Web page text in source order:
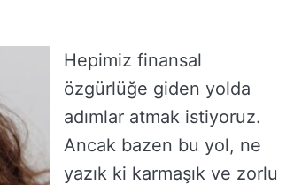
Hepimiz finansal
özgürlüğe giden yolda
adımlar atmak istiyoruz.
Ancak bazen bu yol, ne
yazık ki karmaşık ve zorlu